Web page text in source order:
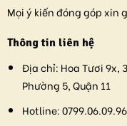
Mọi ý kiến đóng góp xin
Thông tin liên hệ
Địa chỉ: Hoa Tươi 9x,
Phường 5, Quận 11
Hotline:0799.06.09.96